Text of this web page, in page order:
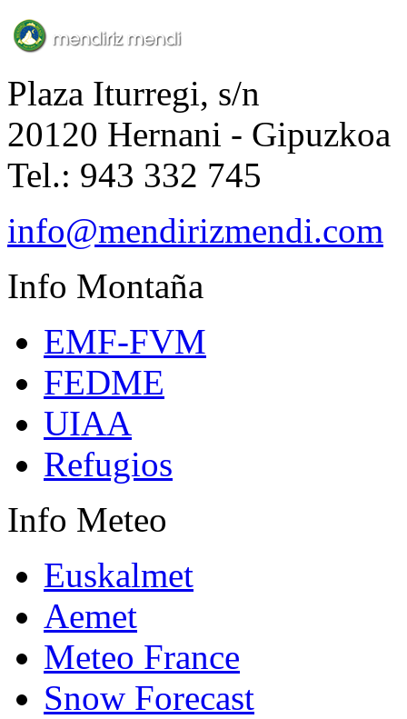
Plaza Iturregi, s/n
20120 Hernani - Gipuzkoa
Tel.: 943 332 745
info@mendirizmendi.com
Info Montaña
EMF-FVM
FEDME
UIAA
Refugios
Info Meteo
Euskalmet
Aemet
Meteo France
Snow Forecast